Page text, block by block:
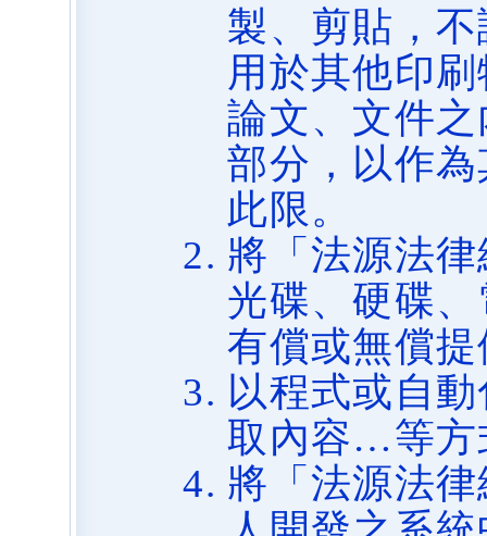
製、剪貼，
用於其他印
論文、文件
部分，以作
此限。
將「法源法
光碟、硬碟
有償或無償
以程式或自
取內容…等方
將「法源法